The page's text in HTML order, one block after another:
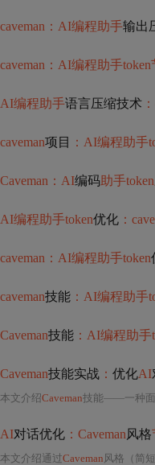
caveman：AI编程助手输出
caveman：AI编程助手token
AI编程助手语言压缩技术
caveman项目 ：AI编程助手
Caveman：AI编码助手
AI编程助手token优化 ：
caveman：AI编程助手token
caveman技能 ：AI编程助手
Caveman技能 ：AI编程助手
Caveman技能实战 ： 优化AI
本文介绍Caveman技能——一种
AI对话优化 ：Caveman 风格
本文介绍通过Caveman 风格（简